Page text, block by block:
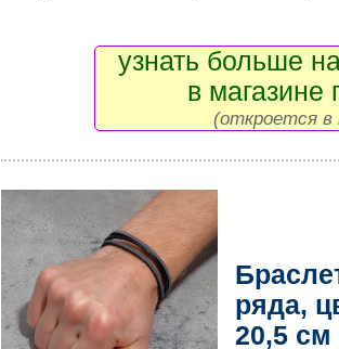
узнать больше
в магазине
(откроется в
ряда,
20,5 см